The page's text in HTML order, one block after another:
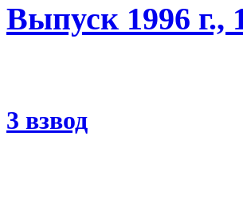
Выпуск 1996 г.,
3 взвод